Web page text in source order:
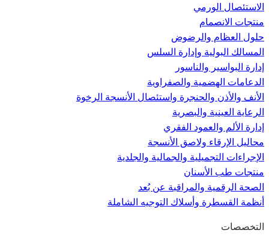
الاستئصال الورمي
منتجات الانصمام
حلول العظام والرضوض
المسالك البولية وإدارة السلس
إدارة البواسير والناسور
الدعامات الهضمية والصفراوية
الأنف والأذن والحنجرة واستئصال الأنسجة الرخوة
الرعاية العينية والبصرية
إدارة الألم والعمود الفقري
محاليل الإرقاء ولاصق الأنسجة
الإجراءات التجميلية والجمالية والجلدية
منتجات طب الأسنان
الصحة الرقمية والمراقبة عن بُعد
أنظمة القسطرة وأسلاك التوجيه الشاملة
التخصصات